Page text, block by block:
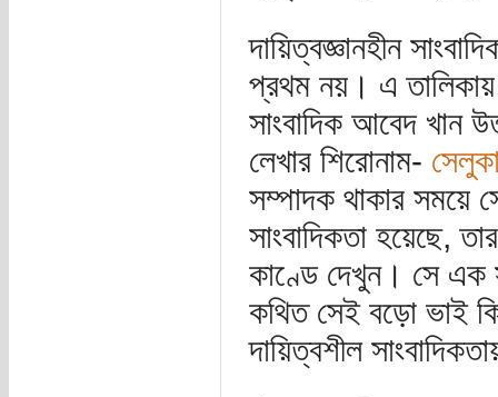
দায়িত্বজ্ঞানহীন
প্রথম নয়। এ
সাংবাদিক আবেদ খান
লেখার শিরোনাম-
সম্পাদক থাকার সময়ে
সাংবাদিকতা হয়েছে,
কাণ্ডে দেখুন। সে এক
কথিত সেই বড়ো ভাই কি
দায়িত্বশীল